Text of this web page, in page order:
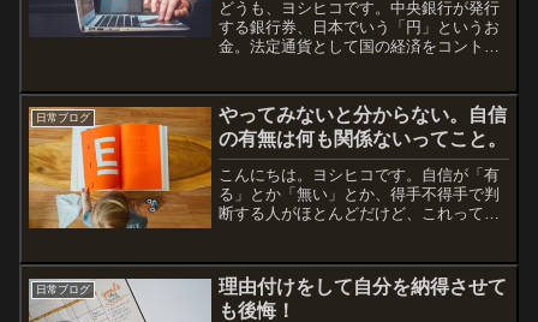
どうも、ヨシヒコです。中央銀行が発行
する銀行券、日本でいう「円」というお
金。法定通貨として国の経済をコントロ
本がイギリスを真似する形で中央銀行制
度を導入し、1900...
日常ブログ
やってみないと分からない。自信
の有無は何も関係ないってこと。
こんにちは。ヨシヒコです。自信が「有
る」とか「無い」とか、得手不得手で判
断する人がほとんどだけど、これって単
ではなかったり。逆に苦手そうに見える
のに、いたって本人は自信...
日常ブログ
理由付けをして自分を納得させて
も後悔！